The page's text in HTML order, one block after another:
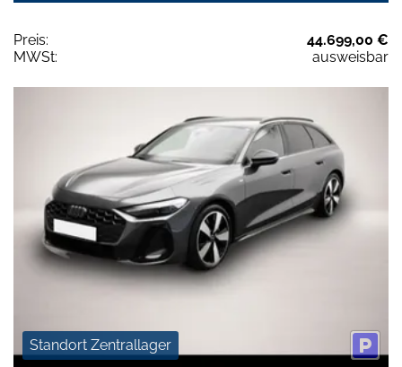
Preis:
44.699,00 €
MWSt:
ausweisbar
Standort Zentrallager